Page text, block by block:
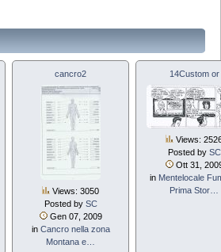
cancro2
Views: 3050
Posted by SC
Gen 07, 2009
in Cancro nella zona
Montana e…
14Custom or
Views:
Posted by SC
Ott 31,
in Mentelocale
Prima Stor…